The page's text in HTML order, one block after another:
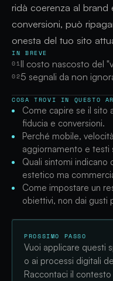
ridà coerenza al brand
conversioni, può
onesta del tuo sito
IN BREVE
01Il costo nascosto del
025 segnali da non
COSA TROVI IN QUESTO
Come capire se il sito
fiducia e conversioni.
Perché mobile,
aggiornamento e testi
Quali sintomi indicano
estetico ma
Come impostare un
obiettivi, non dai gusti
PROSSIMO PASSO
Vuoi applicare questi
o ai processi digitali
Raccontaci il